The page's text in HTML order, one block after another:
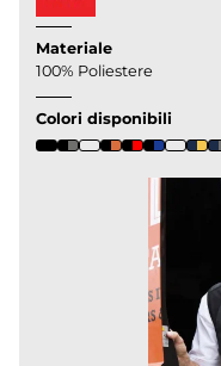
Materiale
100% Poliestere
Colori disponibili